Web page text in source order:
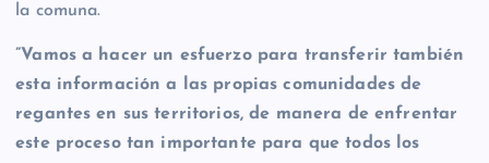
la comuna.
”Vamos a hacer un esfuerzo para transferir también
esta información a las propias comunidades de
regantes en sus territorios, de manera de enfrentar
este proceso tan importante para que todos los